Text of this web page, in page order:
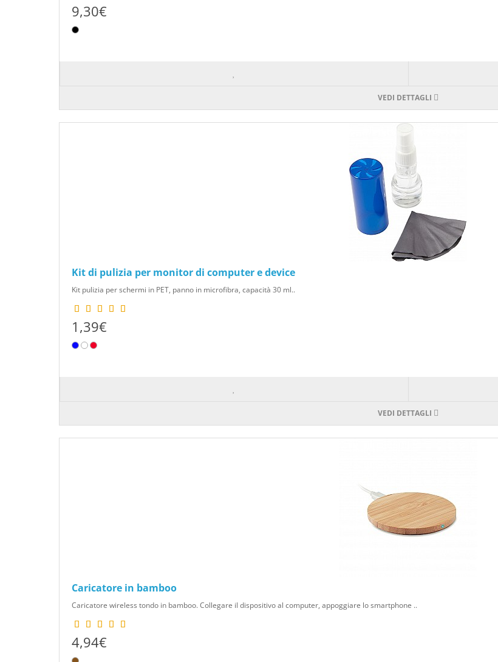
9,30€
VEDI DETTAGLI
Kit di pulizia per monitor di computer e device
Kit pulizia per schermi in PET, panno in microfibra, capacità 30 ml..
1,39€
VEDI DETTAGLI
Caricatore in bamboo
Caricatore wireless tondo in bamboo. Collegare il dispositivo al computer, appoggiare lo smartphone ..
4,94€